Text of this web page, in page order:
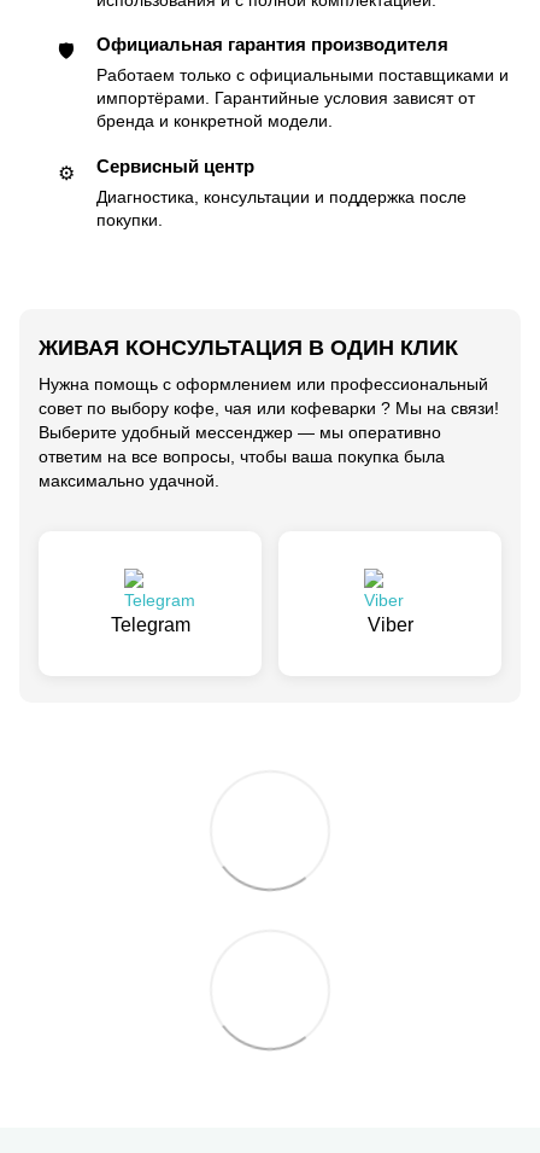
🛡 Официальная гарантия производителя
Работаем только с официальными поставщиками и
импортёрами. Гарантийные условия зависят от
бренда и конкретной модели.
⚙️ Сервисный центр
Диагностика, консультации и поддержка после
покупки.
ЖИВАЯ КОНСУЛЬТАЦИЯ В ОДИН КЛИК
Нужна помощь с оформлением или профессиональный
совет по выбору кофе, чая или кофеварки ? Мы на связи!
Выберите удобный мессенджер — мы оперативно
ответим на все вопросы, чтобы ваша покупка была
максимально удачной.
Telegram Viber